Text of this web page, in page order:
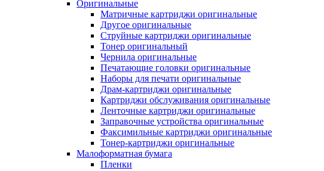
Оригинальные
Матричные картриджи оригинальные
Другое оригинальные
Струйные картриджи оригинальные
Тонер оригинальный
Чернила оригинальные
Печатающие головки оригинальные
Наборы для печати оригинальные
Драм-картриджи оригинальные
Картриджи обслуживания оригинальные
Ленточные картриджи оригинальные
Заправочные устройства оригинальные
Факсимильные картриджи оригинальные
Тонер-картриджи оригинальные
Малоформатная бумага
Пленки